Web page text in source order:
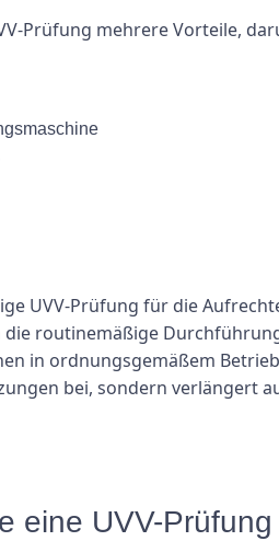
Prüfung mehrere Vorteile,
UVV-Prüfung für die
routinemäßige
in ordnungsgemäßem
bei, sondern verlängert
eine UVV-